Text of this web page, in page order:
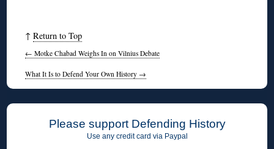
↑Return to Top
← Motke Chabad Weighs In on Vilnius Debate
What It Is to Defend Your Own History →
Please support Defending History
Use any credit card via Paypal